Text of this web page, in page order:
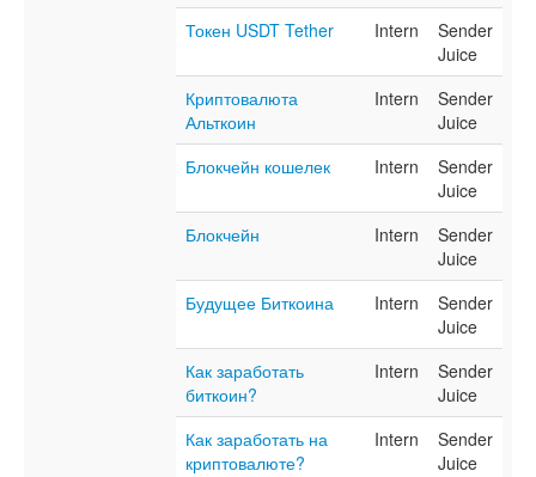
Токен USDT Tether
Intern
Sender
Juice
Криптовалюта
Альткоин
Intern
Sender
Juice
Блокчейн кошелек
Intern
Sender
Juice
Блокчейн
Intern
Sender
Juice
Будущее Биткоина
Intern
Sender
Juice
Как заработать
биткоин?
Intern
Sender
Juice
Как заработать на
криптовалюте?
Intern
Sender
Juice